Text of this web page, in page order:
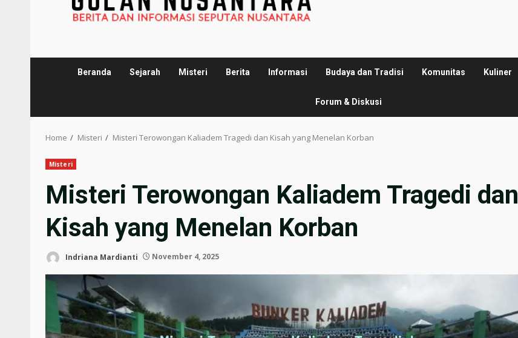
Beranda Sejarah Misteri Berita Informasi Budaya dan Tradisi Komunitas Kuliner
Forum & Diskusi
Home Misteri Misteri Terowongan Kaliadem Tragedi dan Kisah yang Menelan Korban
Misteri
Misteri Terowongan Kaliadem Tragedi dan
Kisah yang Menelan Korban
Indriana Mardianti November 4, 2025